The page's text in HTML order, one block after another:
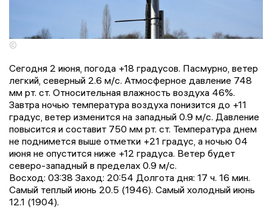
©
Сегодня 2 июня, погода +18 градусов. Пасмурно, ветер
легкий, северный 2.6 м/с. Атмосферное давление 748
мм рт. ст. Относительная влажность воздуха 46%.
Завтра ночью температура воздуха понизится до +11
градус, ветер изменится на западный 0.9 м/с. Давление
повысится и составит 750 мм рт. ст. Температура днем
не поднимется выше отметки +21 градус, a ночью 04
июня не опустится ниже +12 градусa. Ветер будет
северо-западный в пределах 0.9 м/с.
Восход: 03:38 Заход: 20:54 Долгота дня: 17 ч. 16 мин.
Самый теплый июнь 20.5 (1946). Самый холодный июнь
12.1 (1904).